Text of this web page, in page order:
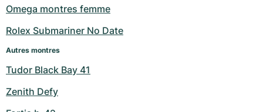
Milgauss
Yacht-Master
Yacht-Master II
Montres pour femmes
Ronde
Crash
Pasha
Professional
Transocean
Cockpit
Formula 1
Montres d'occasion
Montres pour femmes
Portofino
Da Vinci
Aquatimer
Spirit of Big Bang
Montres d'occasion
Omega montres femme
Rolex Submariner No Date
Autres montres
Tudor Black Bay 41
Zenith Defy